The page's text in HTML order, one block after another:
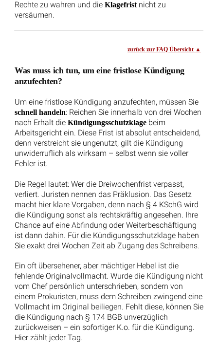
Unterlassene Zielvorgabe: Arbeitgeber schuldet 100 %
des Bonus als Schadensersatz